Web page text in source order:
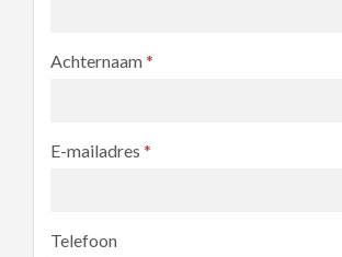
Achternaam*
E-mailadres *
Telefoon